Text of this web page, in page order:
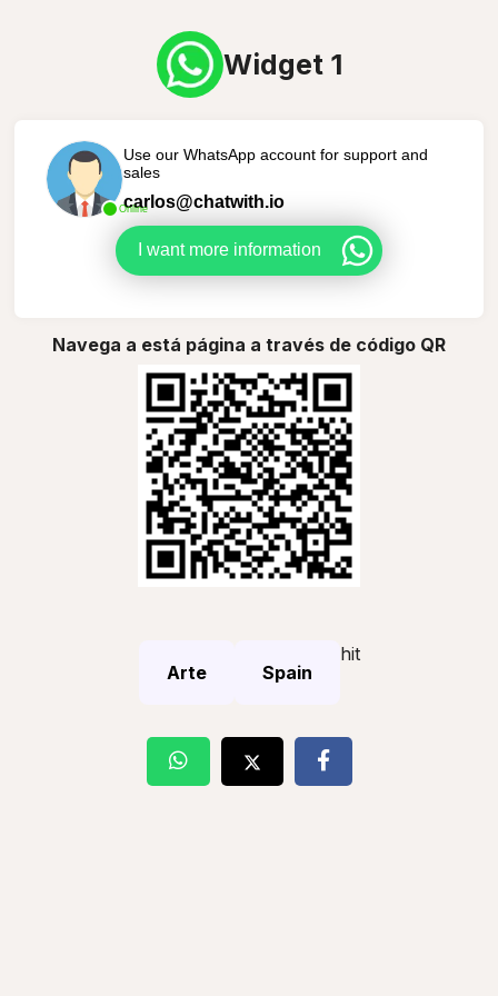
Widget 1
Online
Use our WhatsApp account for support and
sales
carlos@chatwith.io
I want more information
Navega a está página a través de código QR
Arte Spain
hit